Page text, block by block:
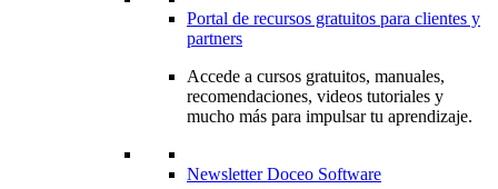
Portal de recursos gratuitos para clientes y
partners
Accede a cursos gratuitos, manuales,
recomendaciones, videos tutoriales y
mucho más para impulsar tu aprendizaje.
Newsletter Doceo Software